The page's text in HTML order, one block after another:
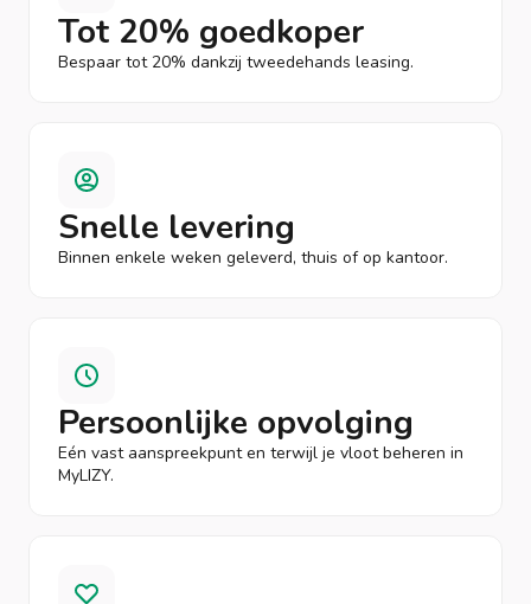
Tot 20% goedkoper
Bespaar tot 20% dankzij tweedehands leasing.
Snelle levering
Binnen enkele weken geleverd, thuis of op kantoor.
Persoonlijke opvolging
Eén vast aanspreekpunt en terwijl je vloot beheren in
MyLIZY.